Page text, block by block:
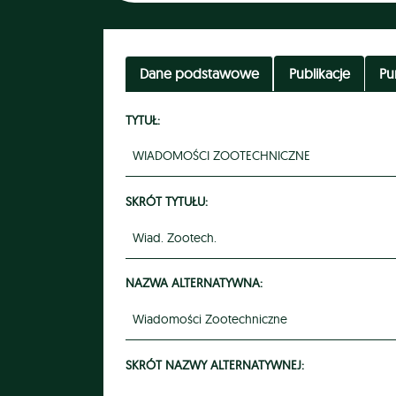
Dane podstawowe Publikacje
TYTUŁ:
WIADOMOŚCI ZOOTECHNICZNE
SKRÓT TYTUŁU:
Wiad. Zootech.
NAZWA ALTERNATYWNA:
Wiadomości Zootechniczne
SKRÓT NAZWY ALTERNATYWNEJ: